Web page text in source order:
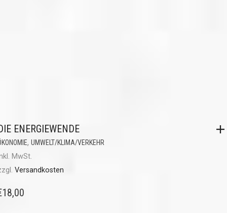
ENERGIEWENDE
, UMWELT/KLIMA/VERKEHR
MwSt.
Versandkosten
18,00